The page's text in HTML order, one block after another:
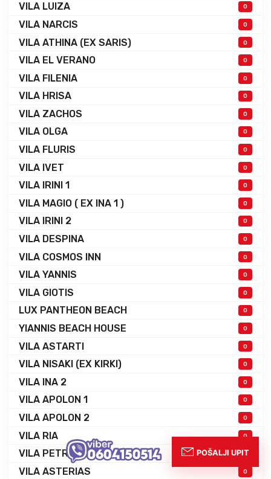
VILA LUIZA 0
VILA NARCIS 0
VILA ATHINA (EX SARIS) 0
VILA EL VERANO 0
VILA FILENIA 0
VILA HRISA 0
VILA ZACHOS 0
VILA OLGA 0
VILA FLURIS 0
VILA IVET 0
VILA IRINI 1 0
VILA MAGIO ( EX INA 1 ) 0
VILA IRINI 2 0
VILA DESPINA 0
VILA COSMOS INN 0
VILA YANNIS 0
VILA GIOTIS 0
LUX PANTHEON BEACH 0
YIANNIS BEACH HOUSE 0
VILA ASTARTI 0
VILA NISAKI (EX KIRKI) 0
VILA INA 2 0
VILA APOLON 1 0
VILA APOLON 2 0
VILA RIA 0
VILA PETRIDIS 0
VILA ASTERIAS 0